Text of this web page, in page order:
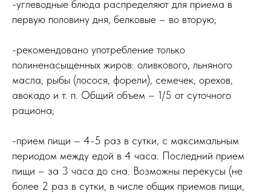
-углеводные блюда распределяют для приема в
первую половину дня, белковые – во вторую;
-рекомендовано употребление только
полиненасыщенных жиров: оливкового, льняного
масла, рыбы (лосося, форели), семечек, орехов,
авокадо и т. п. Общий объем – 1/5 от суточного
рациона;
-прием пищи – 4-5 раз в сутки, с максимальным
периодом между едой в 4 часа. Последний прием
пищи – за 3 часа до сна. Возможны перекусы (не
более 2 раз в сутки, в числе общих приемов пищи,